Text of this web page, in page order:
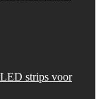
strips voor